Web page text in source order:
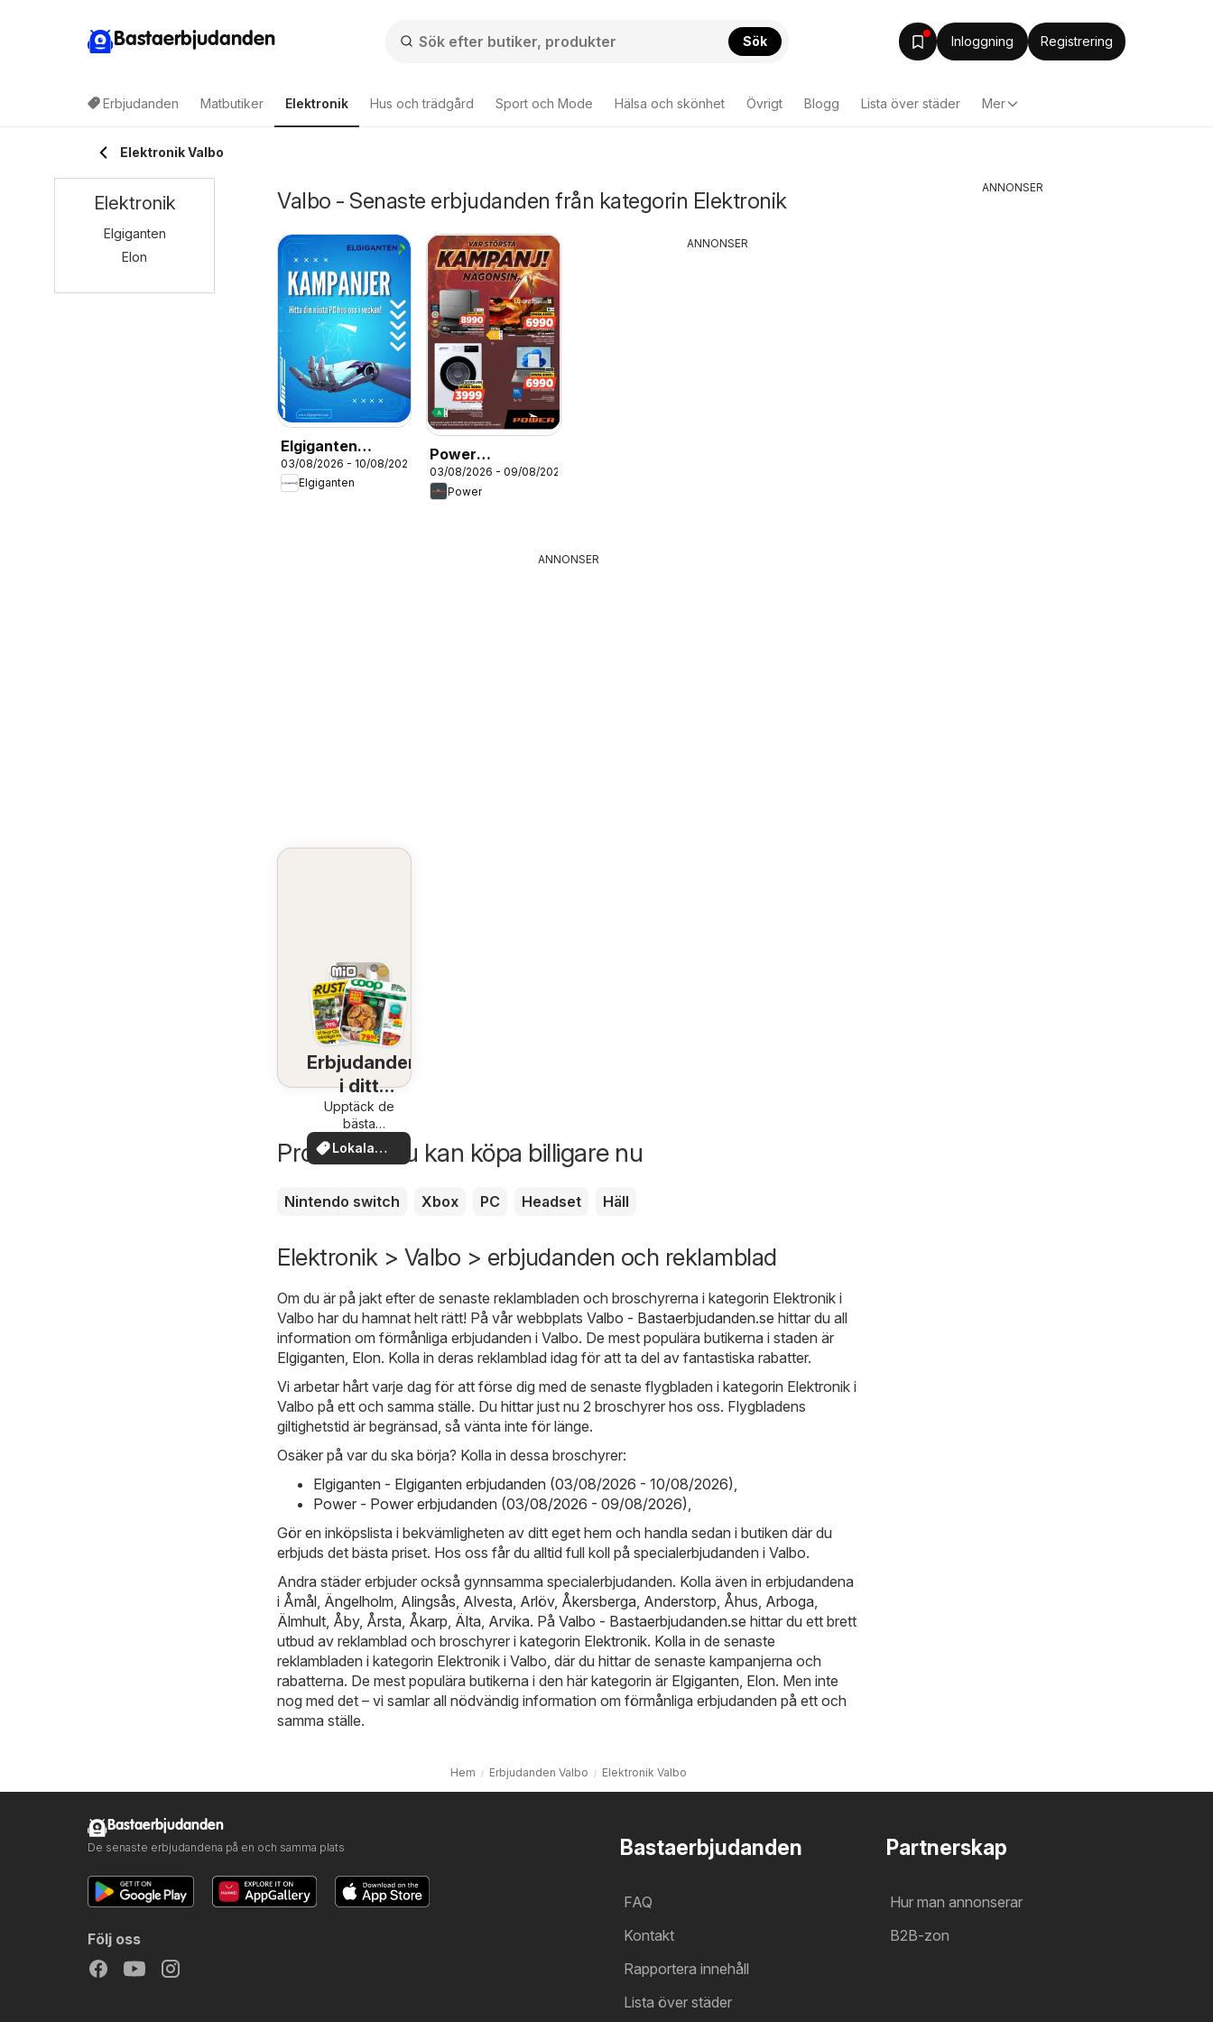
Bastaerbjudanden Sök Inloggning Registrering
Erbjudanden Matbutiker Elektronik Hus och trädgård Sport och Mode Hälsa och skönhet Övrigt Blogg Lista över städer Mer
Elektronik Valbo
Valbo - Senaste erbjudanden från kategorin Elektronik
Elgiganten
erbjudanden
03/08/2026 - 10/08/2026
Elgiganten
Power
erbjudanden
03/08/2026 - 09/08/2026
Power
ANNONSER
ANNONSER
Erbjudanden
i ditt
område
Upptäck de
bästa
erbjudandena
nära dig
Lokala
erbjudanden
Produkter du kan köpa billigare nu
Nintendo switch Xbox PC Headset Häll
Elektronik > Valbo > erbjudanden och reklamblad
Om du är på jakt efter de senaste reklambladen och broschyrerna i kategorin Elektronik i
Valbo har du hamnat helt rätt! På vår webbplats Valbo - Bastaerbjudanden.se hittar du all
information om förmånliga erbjudanden i Valbo. De mest populära butikerna i staden är
Elgiganten, Elon. Kolla in deras reklamblad idag för att ta del av fantastiska rabatter.
Vi arbetar hårt varje dag för att förse dig med de senaste flygbladen i kategorin Elektronik i
Valbo på ett och samma ställe. Du hittar just nu 2 broschyrer hos oss. Flygbladens
giltighetstid är begränsad, så vänta inte för länge.
Osäker på var du ska börja? Kolla in dessa broschyrer:
Elgiganten - Elgiganten erbjudanden (03/08/2026 - 10/08/2026),
Power - Power erbjudanden (03/08/2026 - 09/08/2026),
Gör en inköpslista i bekvämligheten av ditt eget hem och handla sedan i butiken där du
erbjuds det bästa priset. Hos oss får du alltid full koll på specialerbjudanden i Valbo.
Andra städer erbjuder också gynnsamma specialerbjudanden. Kolla även in erbjudandena
i Åmål, Ängelholm, Alingsås, Alvesta, Arlöv, Åkersberga, Anderstorp, Åhus, Arboga,
Älmhult, Åby, Årsta, Åkarp, Älta, Arvika. På Valbo - Bastaerbjudanden.se hittar du ett brett
utbud av reklamblad och broschyrer i kategorin Elektronik. Kolla in de senaste
reklambladen i kategorin Elektronik i Valbo, där du hittar de senaste kampanjerna och
rabatterna. De mest populära butikerna i den här kategorin är Elgiganten, Elon. Men inte
nog med det – vi samlar all nödvändig information om förmånliga erbjudanden på ett och
samma ställe.
Hem Erbjudanden Valbo Elektronik Valbo
Elektronik
Elgiganten
Elon
ANNONSER
Bastaerbjudanden
FAQ
Kontakt
Rapportera innehåll
Lista över städer
Partnerskap
Hur man annonserar
B2B-zon
Bastaerbjudanden
De senaste erbjudandena på en och samma plats
Följ oss